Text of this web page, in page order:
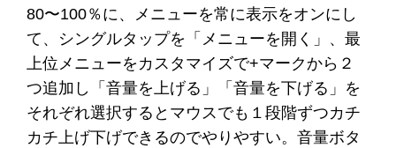
80〜100％に、メニューを常に表示をオンにし
て、シングルタップを「メニューを開く」、最
上位メニューをカスタマイズで+マークから２
つ追加し「音量を上げる」「音量を下げる」を
それぞれ選択するとマウスでも１段階ずつカチ
カチ上げ下げできるのでやりやすい。音量ボタ